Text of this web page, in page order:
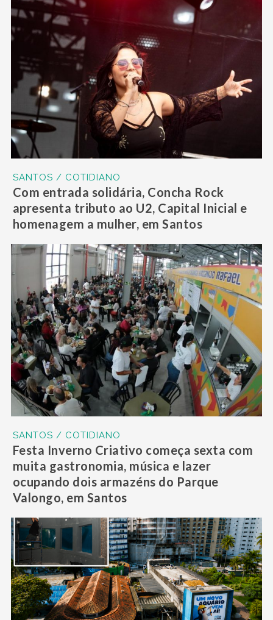
SANTOS / COTIDIANO
Com entrada solidária, Concha Rock
apresenta tributo ao U2, Capital Inicial e
homenagem a mulher, em Santos
SANTOS / COTIDIANO
Festa Inverno Criativo começa sexta com
muita gastronomia, música e lazer
ocupando dois armazéns do Parque
Valongo, em Santos